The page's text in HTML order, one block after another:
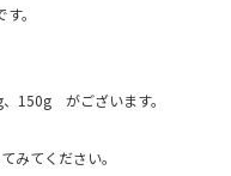
。
150g がございます。
みてください。